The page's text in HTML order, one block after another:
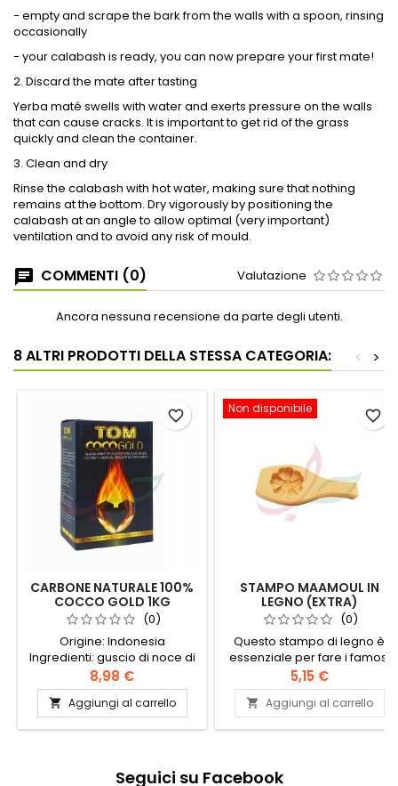
- empty and scrape the bark from the walls with a spoon, rinsing
occasionally
- your calabash is ready, you can now prepare your first mate!
2. Discard the mate after tasting
Yerba maté swells with water and exerts pressure on the walls
that can cause cracks. It is important to get rid of the grass
quickly and clean the container.
3. Clean and dry
Rinse the calabash with hot water, making sure that nothing
remains at the bottom. Dry vigorously by positioning the
calabash at an angle to allow optimal (very important)
ventilation and to avoid any risk of mould.
COMMENTI (0) Valutazione
Ancora nessuna recensione da parte degli utenti.
8 ALTRI PRODOTTI DELLA STESSA CATEGORIA: >
<
CARBONE NATURALE 100%
COCCO GOLD 1KG
(0)
Origine: Indonesia
Ingredienti: guscio di noce di
cocco
8,98 €
 Aggiungi al carrello
favorite_border Non disponibile
STAMPO MAAMOUL IN
LEGNO (EXTRA)
(0)
Questo stampo di legno è
essenziale per fare i famosi
maamouls, quei deliziosi
frollini fondenti ripieni di
pistacchi, datteri o
noci.Modello casuale.
5,15 €
 Aggiungi al carrello
favorite_border
Seguici su Facebook